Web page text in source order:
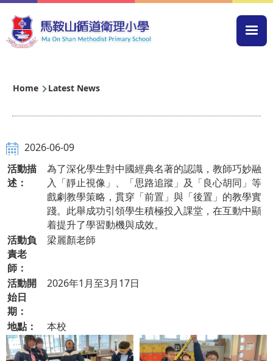
Skip to main content
Breadcrumb
Home Latest News
2026-06-09
活動描
述：
為了深化學生對中國經典名著的認識，教師巧妙融
入「靜止視像」、「思路追蹤」及「良心胡同」等
戲劇教學策略，貫穿「前置」與「後置」的教學實
踐。此舉成功引領學生積極投入課堂，在互動中顯
着提升了學習動機與成效。
活動負
責老
師：
梁麗顏老師
活動開
始日
期：
2026年1月至3月17日
地點： 本校